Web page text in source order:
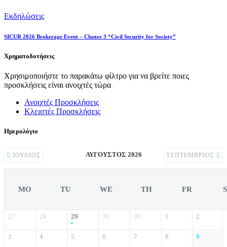
Εκδηλώσεις
SICUR 2026 Brokerage Event – Cluster 3 “Civil Security for Society”
Χρηματοδοτήσεις
Χρησιμοποιήστε το παρακάτω φίλτρο για να βρείτε ποιες
προσκλήσεις είναι ανοιχτές τώρα
Ανοιχτές Προσκλήσεις
Κλειστές Προσκλήσεις
Ημερολόγιο
ΙΟΎΛΙΟΣ ΑΎΓΟΥΣΤΟΣ 2026 ΣΕΠΤΈΜΒΡΙΟΣ
MO TU WE TH FR
27 28 29 30 31 1 2
3 4 5 6 7 8 9